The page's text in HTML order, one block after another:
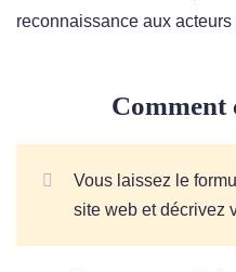
reconnaissance aux acteurs
Comment
Vous laissez le
site web et décrivez